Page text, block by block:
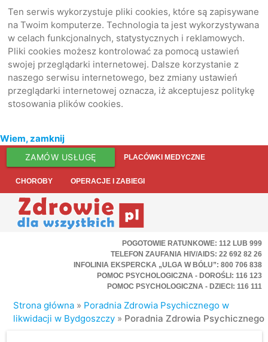
Ten serwis wykorzystuje pliki cookies, które są zapisywane
na Twoim komputerze. Technologia ta jest wykorzystywana
w celach funkcjonalnych, statystycznych i reklamowych.
Pliki cookies możesz kontrolować za pomocą ustawień
swojej przeglądarki internetowej. Dalsze korzystanie z
naszego serwisu internetowego, bez zmiany ustawień
przeglądarki internetowej oznacza, iż akceptujesz politykę
stosowania plików cookies.
Wiem, zamknij
ZAMÓW USŁUGĘ PLACÓWKI MEDYCZNE
CHOROBY OPERACJE I ZABIEGI
POGOTOWIE RATUNKOWE: 112 LUB 999
TELEFON ZAUFANIA HIV/AIDS: 22 692 82 26
INFOLINIA EKSPERCKA „ULGA W BÓLU”: 800 706 838
POMOC PSYCHOLOGICZNA - DOROŚLI: 116 123
POMOC PSYCHOLOGICZNA - DZIECI: 116 111
Strona główna » Poradnia Zdrowia Psychicznego w
likwidacji w Bydgoszczy » Poradnia Zdrowia Psychicznego